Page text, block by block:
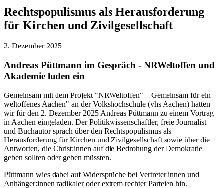
Rechtspopulismus als Herausforderung
für Kirchen und Zivilgesellschaft
2. Dezember 2025
Andreas Püttmann im Gespräch - NRWeltoffen und
Akademie luden ein
Gemeinsam mit dem Projekt "NRWeltoffen" – Gemeinsam für ein
weltoffenes Aachen" an der Volkshochschule (vhs Aachen) hatten
wir für den 2. Dezember 2025 Andreas Püttmann zu einem Vortrag
in Aachen eingeladen. Der Politikwissenschaftler, freie Journalist
und Buchautor sprach über den Rechtspopulismus als
Herausforderung für Kirchen und Zivilgesellschaft sowie über die
Antworten, die Christ:innen auf die Bedrohung der Demokratie
geben sollten oder geben müssten.
Püttmann wies dabei auf Widersprüche bei Vertreter:innen und
Anhänger:innen radikaler oder extrem rechter Parteien hin.